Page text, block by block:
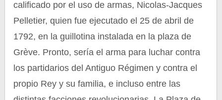
calificado por el uso de armas, Nicolas-Jacques
Pelletier, quien fue ejecutado el 25 de abril de
1792, en la guillotina instalada en la plaza de
Grève. Pronto, sería el arma para luchar contra
los partidarios del Antiguo Régimen y contra el
propio Rey y su familia, e incluso entre las